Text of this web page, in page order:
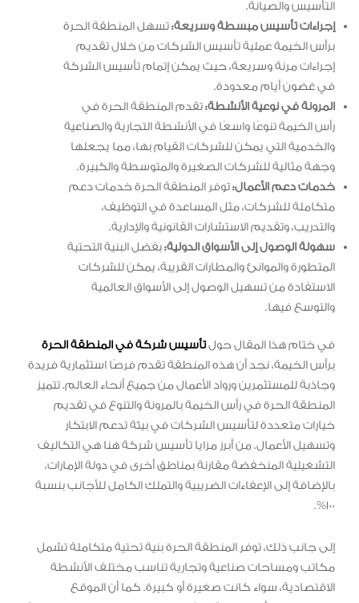
التأسيس والصيانة.
إجراءات تأسيس مبسطة وسريعة:تسهل المنطقة الحرة
برأس الخيمة عملية تأسيس الشركات من خلال تقديم
إجراءات مرنة وسريعة، حيث يمكن إتمام تأسيس الشركة
في غضون أيام معدودة.
المرونة في نوعية الأنشطة:تقدم المنطقة الحرة في
رأس الخيمة تنوعًا واسعًا في الأنشطة التجارية والصناعية
والخدمية التي يمكن للشركات القيام بها، مما يجعلها
وجهة مثالية للشركات الصغيرة والمتوسطة والكبيرة.
خدمات دعم الأعمال:توفر المنطقة الحرة خدمات دعم
متكاملة للشركات، مثل المساعدة في التوظيف،
والتدريب، وتقديم الاستشارات القانونية والإدارية.
سهولة الوصول إلى الأسواق الدولية:بفضل البنية التحتية
المتطورة والموانئ والمطارات القريبة، يمكن للشركات
الاستفادة من تسهيل الوصول إلى الأسواق العالمية
والتوسع فيها.
في ختام هذا المقال حولتأسيس شركة في المنطقة الحرة
برأس الخيمة، نجد أن هذه المنطقة تقدم فرصًا استثمارية فريدة
وجاذبة للمستثمرين ورواد الأعمال من جميع أنحاء العالم. تتميز
المنطقة الحرة في رأس الخيمة بالمرونة والتنوع في تقديم
خيارات متعددة لتأسيس الشركات في بيئة تدعم الابتكار
وتسهيل الأعمال. من أبرز مزايا تأسيس شركة هنا هي التكاليف
التشغيلية المنخفضة مقارنة بمناطق أخرى في دولة الإمارات،
بالإضافة إلى الإعفاءات الضريبية والتملك الكامل للأجانب بنسبة
100%.
إلى جانب ذلك، توفر المنطقة الحرة بنية تحتية متكاملة تشمل
مكاتب ومساحات صناعية وتجارية تناسب مختلف الأنشطة
الاقتصادية، سواء كانت صغيرة أو كبيرة. كما أن الموقع